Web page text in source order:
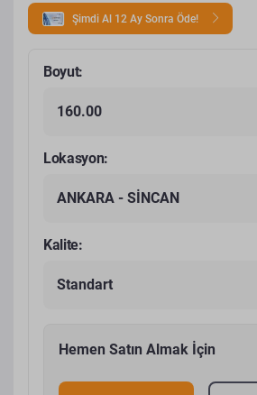
Şimdi Al 12 Ay Sonra Öde!
Boyut:
160.00
Lokasyon:
ANKARA - SİNCAN
Kalite:
Standart
Hemen Satın Almak İçin